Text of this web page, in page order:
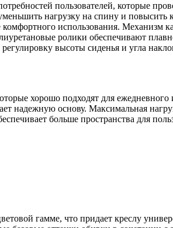
пользователей,
нагрузку на спину и
использования. Механизм
ролики обеспечивают
высоты сиденья и угла
хорошо подходят для
надежную основу. Максимальная
больше пространства для
гамме, что придает креслу